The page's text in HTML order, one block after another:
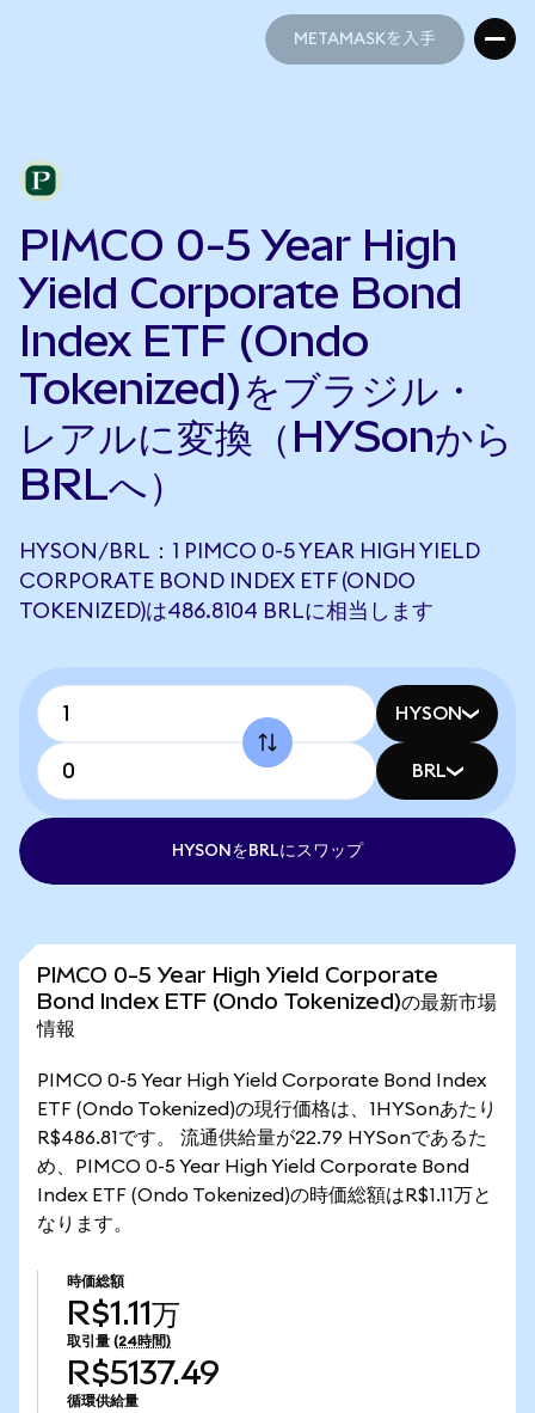
METAMASKを入手
PIMCO 0-5 Year High
Yield Corporate Bond
Index ETF (Ondo
Tokenized)をブラジル・
レアルに変換（HYSonから
BRLへ）
HYSON/BRL：1 PIMCO 0-5 YEAR HIGH YIELD
CORPORATE BOND INDEX ETF (ONDO
TOKENIZED)は486.8104 BRLに相当します
HYSON
BRL
HYSONをBRLにスワップ
PIMCO 0-5 Year High Yield Corporate
Bond Index ETF (Ondo Tokenized)の最新市場
情報
PIMCO 0-5 Year High Yield Corporate Bond Index
ETF (Ondo Tokenized)の現行価格は、1HYSonあたり
R$486.81です。 流通供給量が22.79 HYSonであるた
め、PIMCO 0-5 Year High Yield Corporate Bond
Index ETF (Ondo Tokenized)の時価総額はR$1.11万と
なります。
時価総額
R$1.11万
取引量 (24時間)
R$5137.49
循環供給量